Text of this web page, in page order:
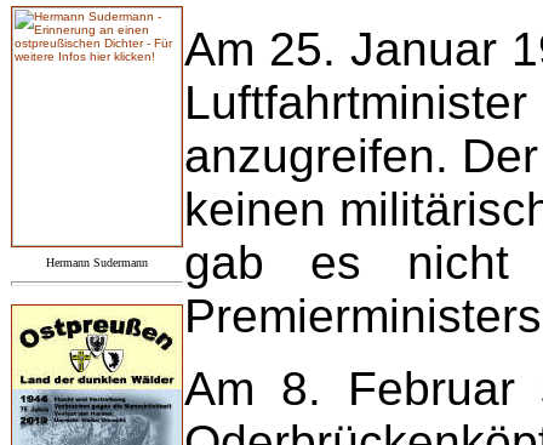
Hermann Sudermann
Am 25. Januar
anzugreifen.
keinen
gab es nicht
Am 8. Februar